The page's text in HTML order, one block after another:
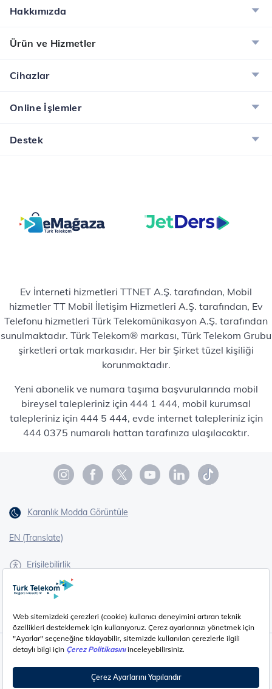
Hakkımızda
Ürün ve Hizmetler
Cihazlar
Online İşlemler
Destek
Ev İnterneti hizmetleri TTNET A.Ş. tarafından, Mobil
hizmetler TT Mobil İletişim Hizmetleri A.Ş. tarafından, Ev
Telefonu hizmetleri Türk Telekomünikasyon A.Ş. tarafından
sunulmaktadır. Türk Telekom® markası, Türk Telekom Grubu
şirketleri ortak markasıdır. Her bir Şirket tüzel kişiliği
korunmaktadır.
Yeni abonelik ve numara taşıma başvurularında mobil
bireysel talepleriniz için 444 1 444, mobil kurumsal
talepleriniz için 444 5 444, evde internet talepleriniz için
444 0375 numaralı hattan tarafınıza ulaşılacaktır.
Karanlık Modda Görüntüle
EN (Translate)
Erişilebilirlik
İşaret Dili Çevirisi